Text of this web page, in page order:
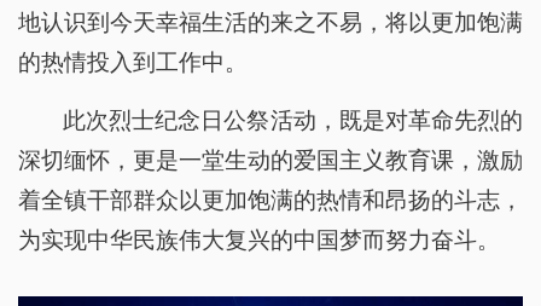
地认识到今天幸福生活的来之不易，将以更加饱满
的热情投入到工作中。
此次烈士纪念日公祭活动，既是对革命先烈的
深切缅怀，更是一堂生动的爱国主义教育课，激励
着全镇干部群众以更加饱满的热情和昂扬的斗志，
为实现中华民族伟大复兴的中国梦而努力奋斗。